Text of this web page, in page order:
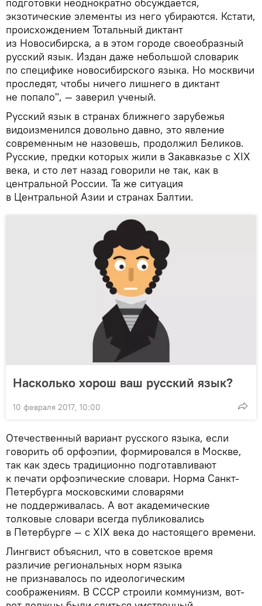
подготовки неоднократно обсуждается,
экзотические элементы из него убираются. Кстати,
происхождением Тотальный диктант
из Новосибирска, а в этом городе своеобразный
русский язык. Издан даже небольшой словарик
по специфике новосибирского языка. Но москвичи
проследят, чтобы ничего лишнего в диктант
не попало", — заверил ученый.
Русский язык в странах ближнего зарубежья
видоизменился довольно давно, это явление
современным не назовешь, продолжил Беликов.
Русские, предки которых жили в Закавказье с XIX
века, и сто лет назад говорили не так, как в
центральной России. Та же ситуация
в Центральной Азии и странах Балтии.
Насколько хорош ваш русский язык?
10 февраля 2017, 10:00
Отечественный вариант русского языка, если
говорить об орфоэпии, формировался в Москве,
так как здесь традиционно подготавливают
к печати орфоэпические словари. Норма Санкт-
Петербурга московскими словарями
не поддерживалась. А вот академические
толковые словари всегда публиковались
в Петербурге — с XIX века до настоящего времени.
Лингвист объяснил, что в советское время
различие региональных норм языка
не признавалось по идеологическим
соображениям. В СССР строили коммунизм, вот-